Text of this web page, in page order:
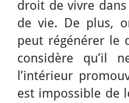
droit de vivre
de vie. De plus,
peut régénérer le
considère qu’il
l’intérieur
est impossible de